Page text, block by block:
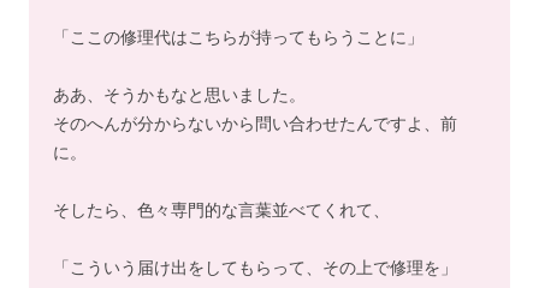
「ここの修理代はこちらが持ってもらうことに」
ああ、そうかもなと思いました。
そのへんが分からないから問い合わせたんですよ、前
に。
そしたら、色々専門的な言葉並べてくれて、
「こういう届け出をしてもらって、その上で修理を」